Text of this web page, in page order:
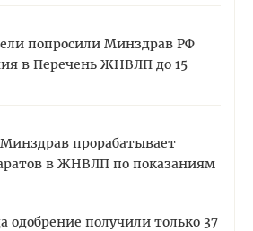
попросили Минздрав РФ
в Перечень ЖНВЛП до 15
Минздрав прорабатывает
в ЖНВЛП по показаниям
одобрение получили только 37